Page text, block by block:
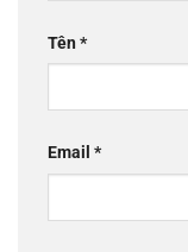
Tên*
Email *